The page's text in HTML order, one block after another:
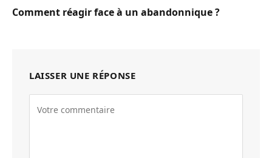
Comment réagir face à un abandonnique ?
LAISSER UNE RÉPONSE